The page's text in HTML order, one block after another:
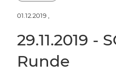
01.12.2019
29.11.2019 -
Runde